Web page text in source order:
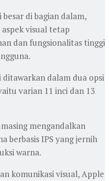
di bagian dalam,
visual tetap
dan fungsionalitas tinggi
dalam dua opsi
varian 11 inci dan 13
mengandalkan
berbasis IPS yang jernih
warna.
komunikasi visual, Apple